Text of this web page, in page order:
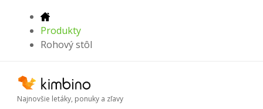
Produkty
Rohový stôl
Najnovšie letáky, ponuky a zľavy